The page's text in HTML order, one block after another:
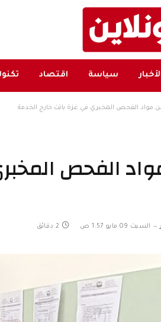
سياسة اقتصاد
الفحص
السبت 09 مايو 1:57 ص 2 دقائق